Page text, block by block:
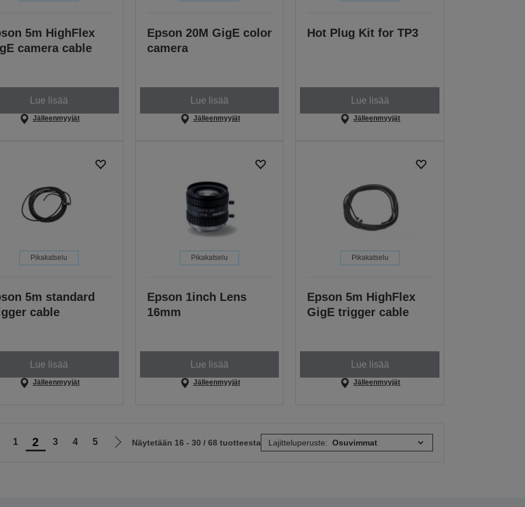
5m HighFlex
camera cable
Lue lisää
Jälleenmyyjät
Epson 20M GigE color
camera
Lue lisää
Jälleenmyyjät
Hot Plug Kit for TP3
Lue lisää
Jälleenmyyjät
Pikakatselu
5m standard
cable
Lue lisää
Jälleenmyyjät
Pikakatselu
Epson 1inch Lens
16mm
Lue lisää
Jälleenmyyjät
Pikakatselu
Epson 5m HighFlex
GigE trigger cable
Lue lisää
Jälleenmyyjät
1 2 3 4 5
SiirryNäytetään 16 - 30 / 68 tuotteesta Lajitteluperuste: